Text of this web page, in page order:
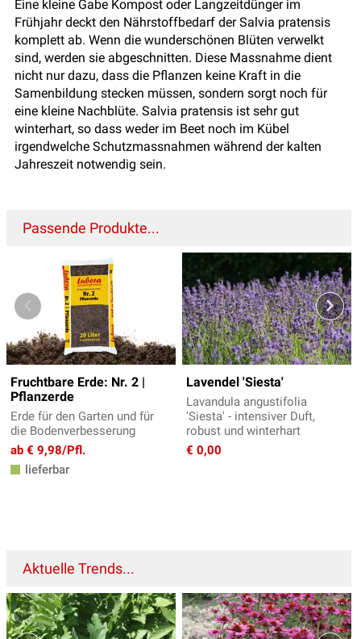
Eine kleine Gabe Kompost oder Langzeitdünger im
Frühjahr deckt den Nährstoffbedarf der Salvia pratensis
komplett ab. Wenn die wunderschönen Blüten verwelkt
sind, werden sie abgeschnitten. Diese Massnahme dient
nicht nur dazu, dass die Pflanzen keine Kraft in die
Samenbildung stecken müssen, sondern sorgt noch für
eine kleine Nachblüte. Salvia pratensis ist sehr gut
winterhart, so dass weder im Beet noch im Kübel
irgendwelche Schutzmassnahmen während der kalten
Jahreszeit notwendig sein.
Passende Produkte...
Fruchtbare Erde: Nr. 2 |
Pflanzerde
Erde für den Garten und für
die Bodenverbesserung
ab € 9,98/Pfl.
lieferbar
Lavendel 'Siesta'
Lavandula angustifolia
'Siesta' - intensiver Duft,
robust und winterhart
€ 0,00
Aktuelle Trends...